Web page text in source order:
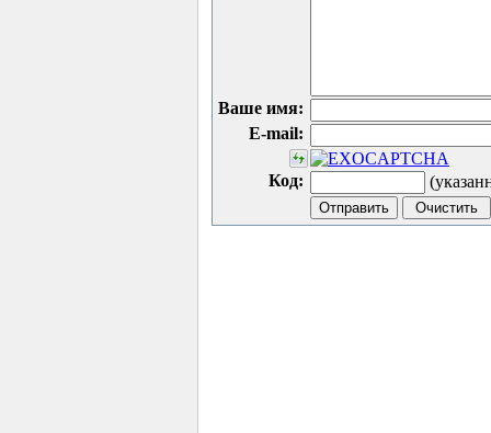
Ваше имя:
E-mail:
Код: